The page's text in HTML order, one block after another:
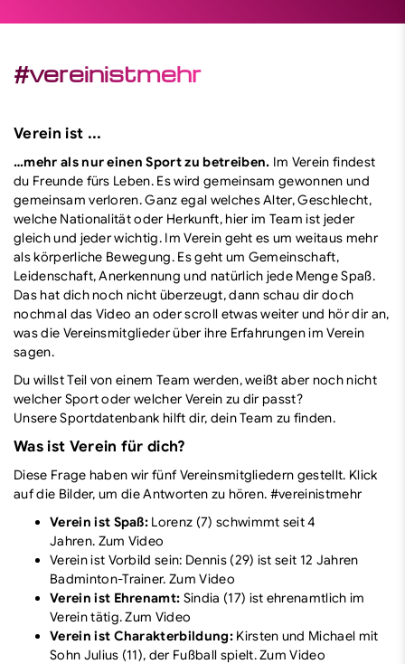
#vereinistmehr
Verein ist ...
…mehr als nur einen Sport zu betreiben. Im Verein findest
du Freunde fürs Leben. Es wird gemeinsam gewonnen und
gemeinsam verloren. Ganz egal welches Alter, Geschlecht,
welche Nationalität oder Herkunft, hier im Team ist jeder
gleich und jeder wichtig. Im Verein geht es um weitaus mehr
als körperliche Bewegung. Es geht um Gemeinschaft,
Leidenschaft, Anerkennung und natürlich jede Menge Spaß.
Das hat dich noch nicht überzeugt, dann schau dir doch
nochmal das Video an oder scroll etwas weiter und hör dir an,
was die Vereinsmitglieder über ihre Erfahrungen im Verein
sagen.
Du willst Teil von einem Team werden, weißt aber noch nicht
welcher Sport oder welcher Verein zu dir passt?
Unsere Sportdatenbank hilft dir, dein Team zu finden.
Was ist Verein für dich?
Diese Frage haben wir fünf Vereinsmitgliedern gestellt. Klick
auf die Bilder, um die Antworten zu hören. #vereinistmehr
Verein ist Spaß: Lorenz (7) schwimmt seit 4
Jahren. Zum Video
Verein ist Vorbild sein: Dennis (29) ist seit 12 Jahren
Badminton-Trainer.Zum Video
Verein ist Ehrenamt: Sindia (17) ist ehrenamtlich im
Verein tätig.Zum Video
Verein ist Charakterbildung:Kirsten und Michael mit
Sohn Julius (11), der Fußball spielt.Zum Video
Finde deinen Sport